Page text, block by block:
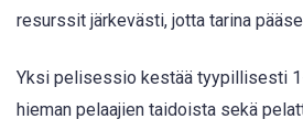
resurssit järkevästi, jotta tarina
Yksi pelisessio kestää tyypillisesti
hieman pelaajien taidoista sekä